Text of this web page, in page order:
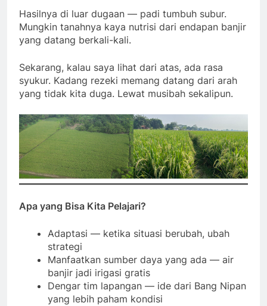
Hasilnya di luar dugaan — padi tumbuh subur.
Mungkin tanahnya kaya nutrisi dari endapan banjir
yang datang berkali-kali.
Sekarang, kalau saya lihat dari atas, ada rasa
syukur. Kadang rezeki memang datang dari arah
yang tidak kita duga. Lewat musibah sekalipun.
Apa yang Bisa Kita Pelajari?
Adaptasi — ketika situasi berubah, ubah
strategi
Manfaatkan sumber daya yang ada — air
banjir jadi irigasi gratis
Dengar tim lapangan — ide dari Bang Nipan
yang lebih paham kondisi